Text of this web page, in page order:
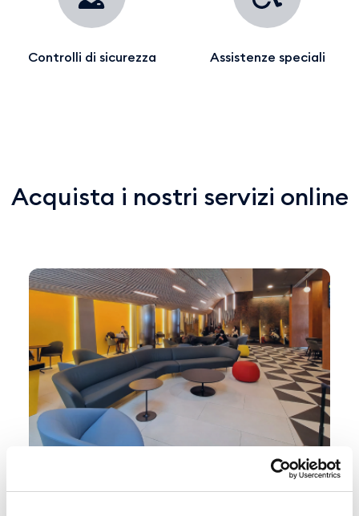
Controlli di sicurezza Assistenze speciali
Acquista i nostri servizi online